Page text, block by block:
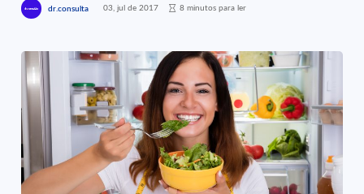
dr.consulta 03, jul de 2017 8 minutos para ler